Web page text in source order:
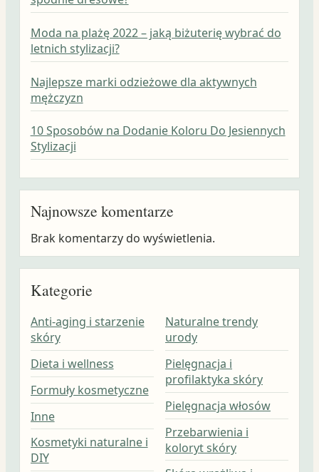
Moda na plażę 2022 – jaką biżuterię wybrać do
letnich stylizacji?
Najlepsze marki odzieżowe dla aktywnych
mężczyzn
10 Sposobów na Dodanie Koloru Do Jesiennych
Stylizacji
Najnowsze komentarze
Brak komentarzy do wyświetlenia.
Kategorie
Anti-aging i starzenie
skóry
Dieta i wellness
Formuły kosmetyczne
Inne
Kosmetyki naturalne i
DIY
Naturalne trendy
urody
Pielęgnacja i
profilaktyka skóry
Pielęgnacja włosów
Przebarwienia i
koloryt skóry